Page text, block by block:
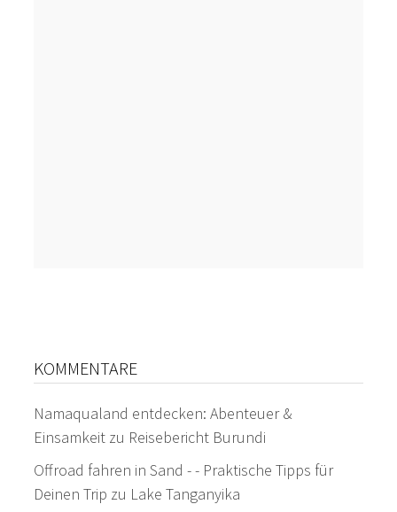
KOMMENTARE
Namaqualand entdecken: Abenteuer &
Einsamkeit zu Reisebericht Burundi
Offroad fahren in Sand - - Praktische Tipps für
Deinen Trip zu Lake Tanganyika